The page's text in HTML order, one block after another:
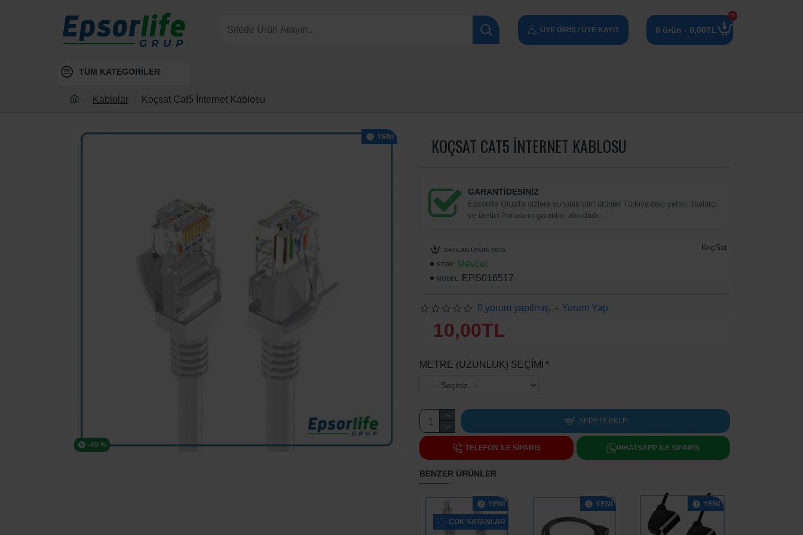
ÜYE GIRIŞ / ÜYE KAYIT 0 ürün - 0,00TL
0
TÜM KATEGORİLER
Kablolar Koçsat Cat5 İnternet Kablosu
YENI
-49 %
KOÇSAT CAT5 İNTERNET KABLOSU
GARANTİDESİNİZ
Epsorlife Grup'ta sizlere sunulan tüm ürünler Türkiye’deki yetkili ithalatçı
ve üretici firmaların garantisi altındadır..
STOK: Mevcut
MODEL: EPS016517
KoçSat
SATILAN ÜRÜN: 3675
0 yorum yapılmış. - Yorum Yap
10,00TL
METRE (UZUNLUK) SEÇİMİ
SEPETE EKLE
TELEFON ILE SIPARIŞ WHATSAPP ILE SIPARIŞ
BENZER ÜRÜNLER
YENI
ÇOK SATANLAR
YENI YENI